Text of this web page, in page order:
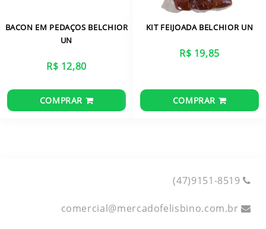
BACON EM PEDAÇOS BELCHIOR
UN
R$ 12,80
COMPRAR
KIT FEIJOADA BELCHIOR UN
R$ 19,85
COMPRAR
(47)9151-8519
comercial@mercadofelisbino.com.br